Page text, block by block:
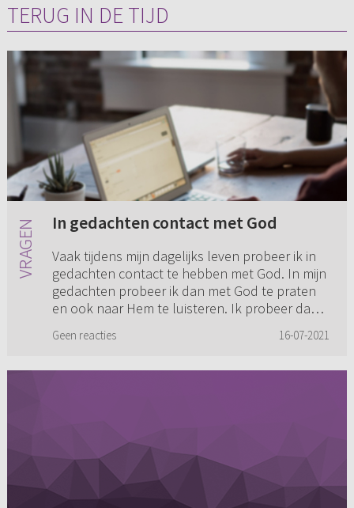
TERUG IN DE TIJD
In gedachten contact met God
Vaak tijdens mijn dagelijks leven probeer ik in
gedachten contact te hebben met God. In mijn
gedachten probeer ik dan met God te praten
en ook naar Hem te luisteren. Ik probeer dan
Geen reacties 16-07-2021